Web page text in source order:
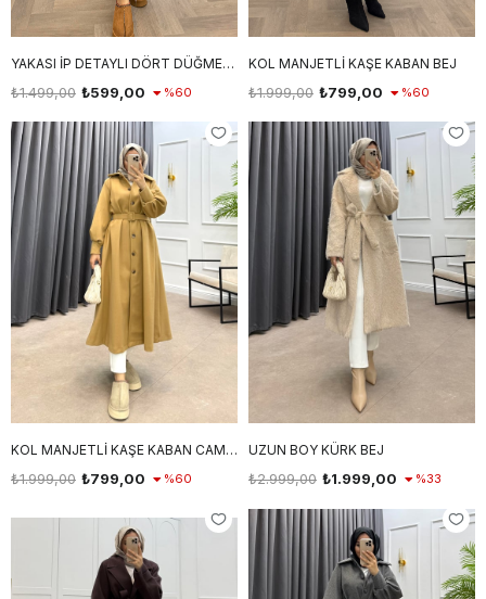
YAKASI İP DETAYLI DÖRT DÜĞMELİ KABAN KAHVE
₺599,00
₺1.499,00 %60
KOL MANJETLİ KAŞE KABAN BEJ
₺799,00
₺1.999,00 %60
KOL MANJETLİ KAŞE KABAN CAMEL
₺799,00
₺1.999,00 %60
UZUN BOY KÜRK BEJ
₺1.999,00
₺2.999,00 %33